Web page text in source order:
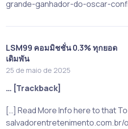
grande-ganhador-do-oscar-
LSM99 คอมมิชชั่น 0.3% ทุกยอด
เดิมพัน
25 de maio de 2025
… [Trackback]
[…] Read More Info here to that